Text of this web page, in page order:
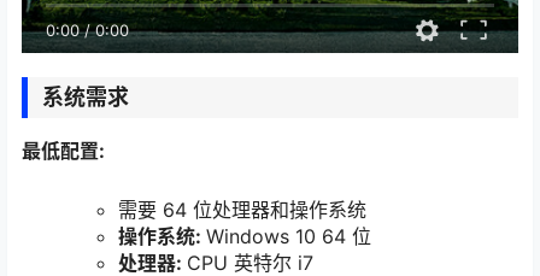
0:00/0:00
系统需求
最低配置:
需要 64 位处理器和操作系统
操作系统: Windows 10 64 位
处理器: CPU 英特尔 i7